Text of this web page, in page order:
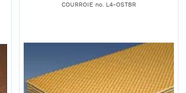
COURROIE no. L4-OSTBR